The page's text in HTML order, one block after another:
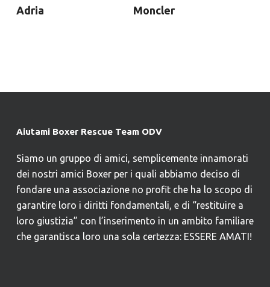
Adria Moncler
Aiutami Boxer Rescue Team ODV
Siamo un gruppo di amici, semplicemente innamorati
dei nostri amici Boxer per i quali abbiamo deciso di
fondare una associazione no profit che ha lo scopo di
garantire loro i diritti fondamentali, e di “restituire a
loro giustizia” con l’inserimento in un ambito familiare
che garantisca loro una sola certezza: ESSERE AMATI!